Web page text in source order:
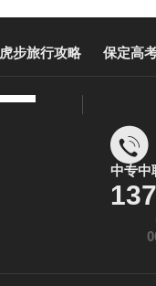
虎步旅行攻略 保定高
中专中